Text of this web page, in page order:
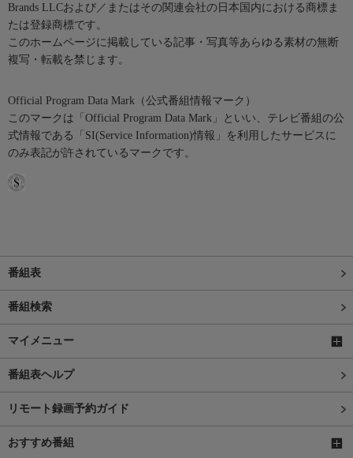
Brands LLCおよび／またはその関連会社の日本国内における商標ま
たは登録商標です。
このホームページに掲載している記事・写真等あらゆる素材の無断
複写・転載を禁じます。
Official Program Data Mark（公式番組情報マーク）
このマークは「Official Program Data Mark」といい、テレビ番組の公
式情報である「SI(Service Information)情報」を利用したサービスに
のみ表記が許されているマークです。
番組表
番組検索
マイメニュー
番組表ヘルプ
リモート録画予約ガイド
おすすめ番組